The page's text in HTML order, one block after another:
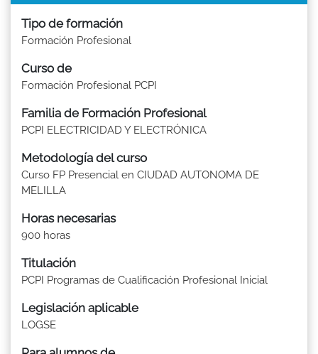
Tipo de formación
Formación Profesional
Curso de
Formación Profesional PCPI
Familia de Formación Profesional
PCPI ELECTRICIDAD Y ELECTRÓNICA
Metodología del curso
Curso FP Presencial en CIUDAD AUTONOMA DE
MELILLA
Horas necesarias
900 horas
Titulación
PCPI Programas de Cualificación Profesional Inicial
Legislación aplicable
LOGSE